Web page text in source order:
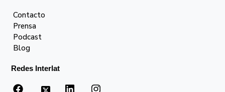
Contacto
Prensa
Podcast
Blog
Redes Interlat